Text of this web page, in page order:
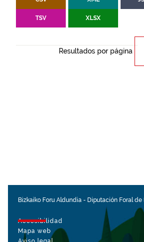
TSV XLSX
Resultados por página
Bizkaiko Foru Aldundia - Diputación Foral de
Accesibilidad
Mapa web